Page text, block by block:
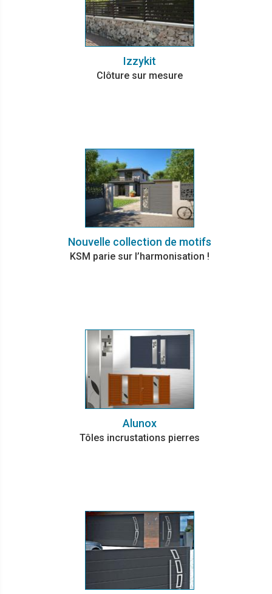
Izzykit
Clôture sur mesure
Nouvelle collection de motifs
KSM parie sur l’harmonisation !
Alunox
Tôles incrustations pierres